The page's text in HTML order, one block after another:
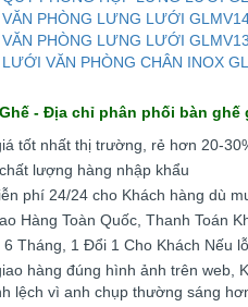
PHÒNG LƯNG LƯỚI
PHÒNG LƯNG LƯỚI
VĂN PHÒNG CHÂN INOX
- Địa chỉ phân phối bàn ghế
tốt nhất thị trường, rẻ hơn 20-
lượng hàng nhập khẩu
phí 24/24 cho Khách hàng dù
Hàng Toàn Quốc, Thanh Toán
6 Tháng, 1 Đổi 1 Cho Khách Nếu
hàng đúng hình ảnh trên web,
lệch vì anh chụp thường sáng